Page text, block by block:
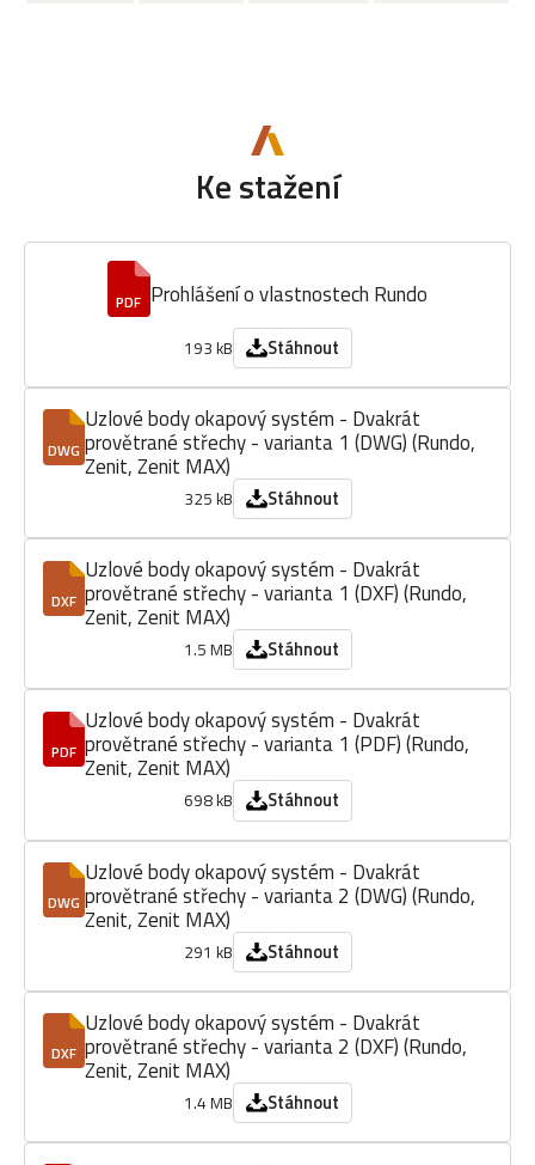
Ke stažení
PDF Prohlášení o vlastnostech Rundo
193 kB Stáhnout
DWG
Uzlové body okapový systém - Dvakrát
provětrané střechy - varianta 1 (DWG) (Rundo,
Zenit, Zenit MAX)
325 kB Stáhnout
DXF
Uzlové body okapový systém - Dvakrát
provětrané střechy - varianta 1 (DXF) (Rundo,
Zenit, Zenit MAX)
1.5 MB Stáhnout
PDF
Uzlové body okapový systém - Dvakrát
provětrané střechy - varianta 1 (PDF) (Rundo,
Zenit, Zenit MAX)
698 kB Stáhnout
DWG
Uzlové body okapový systém - Dvakrát
provětrané střechy - varianta 2 (DWG) (Rundo,
Zenit, Zenit MAX)
291 kB Stáhnout
DXF
Uzlové body okapový systém - Dvakrát
provětrané střechy - varianta 2 (DXF) (Rundo,
Zenit, Zenit MAX)
1.4 MB Stáhnout